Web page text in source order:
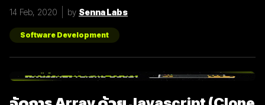
ทุกธุรกิจต้องรู้เกี่ยวกับ 5G เพราะเราปฏิเสธไม่ได้เลยว่ามันกำลังจะ
ถูกใช้งานอย่างกว้างขวางขึ้น 1. 5G หรือ Fifth-Generation คือ
ยุคใหม่ของเทคโนโลยีเครือข่ายไร้สายที่จะมาแทนที่ระบบ 4G ที่เราใช้
อยู่ในปัจจุบัน ซึ่งมันไม่ได้ถูกจำกัดแค่มือถือเท่านั้น แต่รวมถึง
อุปกรณ์ทุกชนิดที่เชื่อมต่ออินเตอร์เน็ตได้ 2. 5G คือการพัฒนา 3
ส่วนที่สำคัญที่จะนำมาสู่การเชื่อมต่ออุปกรณ์ไร้สายต่างๆ ขยาย
ตอบสนองที่รวดเร็วขึ้นในระยะเวลาที่น้อยลง ความสามารถในการ
แตกต่างจากระบบ
14 Feb, 2020 by Senna Labs
Software Development